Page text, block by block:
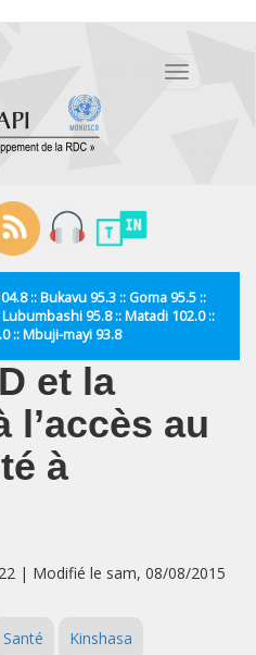
Toggle
:: Bukavu 95.3 :: Goma 95.5 ::
95.8 :: Matadi 102.0 ::
:: Mbuji-mayi 93.8
et la
l’accès au
à
| Modifié le sam, 08/08/2015
Santé Kinshasa